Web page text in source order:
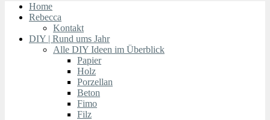
Home
Rebecca
Kontakt
DIY | Rund ums Jahr
Alle DIY Ideen im Überblick
Papier
Holz
Porzellan
Beton
Fimo
Filz